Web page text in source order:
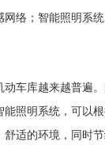
网络；智能照明系
车库越来越普遍
照明系统，可以
适的环境，同时